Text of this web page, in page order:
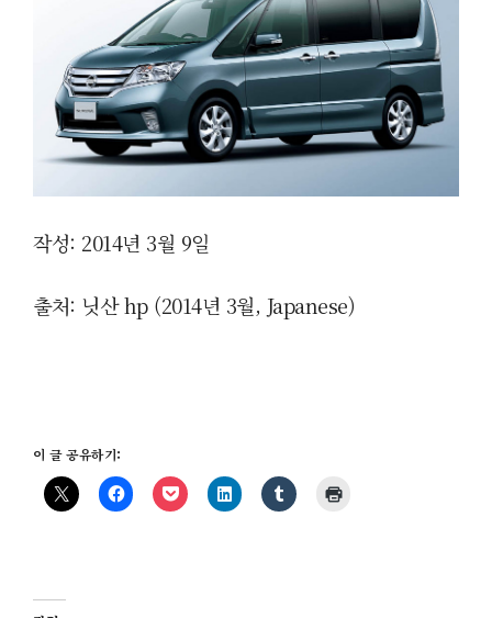
작성: 2014년 3월 9일
출처: 닛산 hp (2014년 3월, Japanese)
이 글 공유하기: